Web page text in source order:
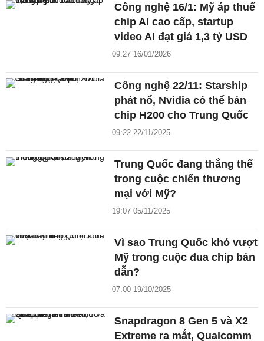
Công nghệ 16/1: Mỹ áp thuế
chip AI cao cấp, startup
video AI đạt giá 1,3 tỷ USD
09:27 16/01/2026
Công nghệ 22/11: Starship
phát nổ, Nvidia có thể bán
chip H200 cho Trung Quốc
09:22 22/11/2025
Trung Quốc đang thắng thế
trong cuộc chiến thương
mại với Mỹ?
19:07 05/11/2025
Vì sao Trung Quốc khó vượt
Mỹ trong cuộc đua chip bán
dẫn?
07:00 19/10/2025
Snapdragon 8 Gen 5 và X2
Extreme ra mắt, Qualcomm